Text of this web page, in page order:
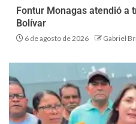
Fontur Monagas atendió a
Bolívar
6 de agosto de 2026 Gabriel